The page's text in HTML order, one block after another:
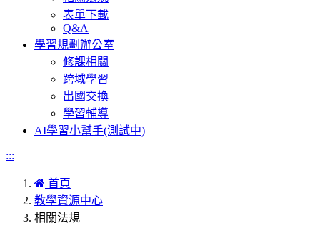
表單下載
Q&A
學習規劃辦公室
修課相關
跨域學習
出國交換
學習輔導
AI學習小幫手(測試中)
:::
首頁
教學資源中心
相關法規